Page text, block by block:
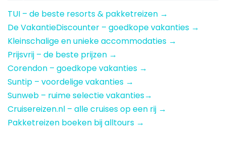
TUI – de beste resorts & pakketreizen →
De VakantieDiscounter – goedkope vakanties →
Kleinschalige en unieke accommodaties →
Prijsvrij – de beste prijzen →
Corendon – goedkope vakanties →
Suntip – voordelige vakanties →
Sunweb – ruime selectie vakanties→
Cruisereizen.nl – alle cruises op een rij →
Pakketreizen boeken bij alltours →